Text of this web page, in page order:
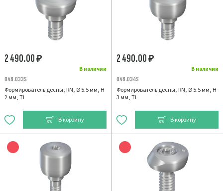
В наличии
2 490.00₽
048.033S
Формирователь десны, RN, Ø 5.5 мм, H
2 мм, Ti
В корзину
В наличии
2 490.00₽
048.034S
Формирователь десны, RN, Ø 5.5 мм, H
3 мм, Ti
В корзину